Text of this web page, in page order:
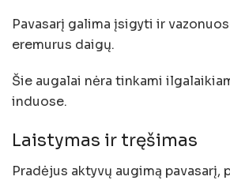
Pavasarį galima įsigyti ir
eremurus daigų.
Šie augalai nėra tinkami
induose.
Laistymas ir tręšimas
Pradėjus aktyvų augimą pavasarį,